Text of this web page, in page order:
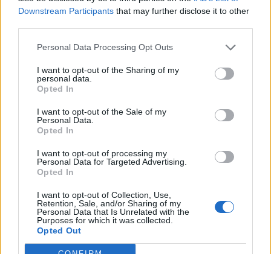
Downstream Participants that may further disclose it to other
Personal Data Processing Opt Outs
I want to opt-out of the Sharing of my
personal data.
Opted In
I want to opt-out of the Sale of my
Personal Data.
Opted In
I want to opt-out of processing my
Personal Data for Targeted Advertising.
Opted In
I want to opt-out of Collection, Use,
Retention, Sale, and/or Sharing of my
Personal Data that Is Unrelated with the
Purposes for which it was collected.
Opted Out
11.3.2017, 17:30
Nerokasta! Silityslauta ja peili
yhdistettiin